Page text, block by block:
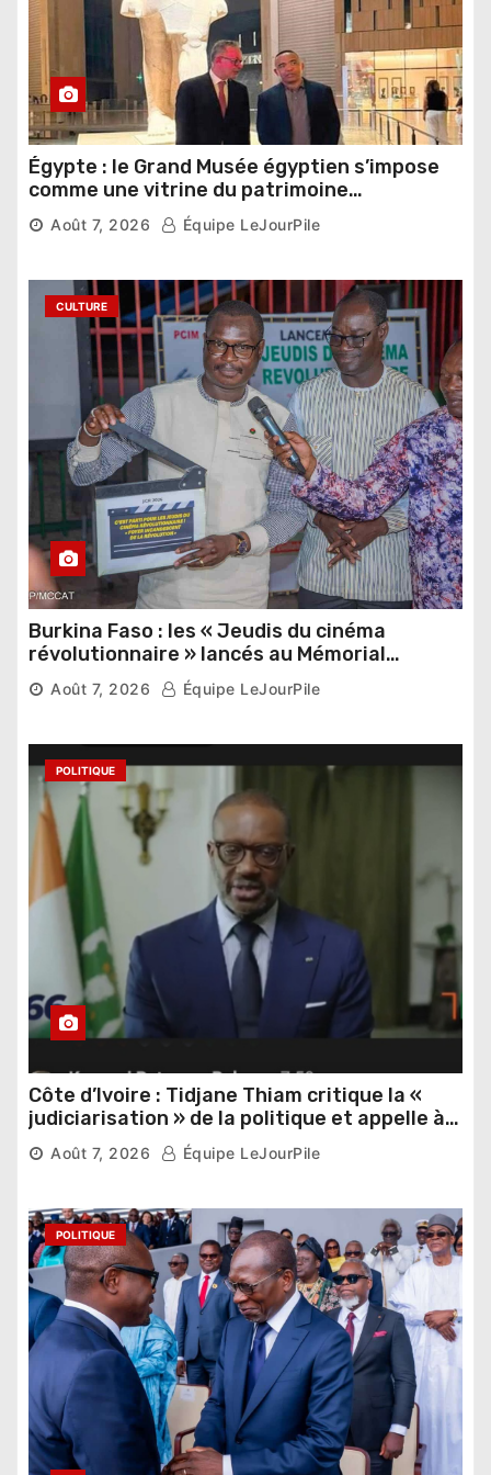
Égypte : le Grand Musée égyptien s’impose
comme une vitrine du patrimoine
pharaonique auprès des dirigeants
Août 7, 2026 Équipe LeJourPile
CULTURE
Burkina Faso : les « Jeudis du cinéma
révolutionnaire » lancés au Mémorial
Thomas Sankara
5,592 vues
Août 7, 2026 Équipe LeJourPile
POLITIQUE
Côte d’Ivoire : Tidjane Thiam critique la «
judiciarisation » de la politique et appelle à
poursuivre l’apaisement
6,830 vues
Août 7, 2026 Équipe LeJourPile
POLITIQUE